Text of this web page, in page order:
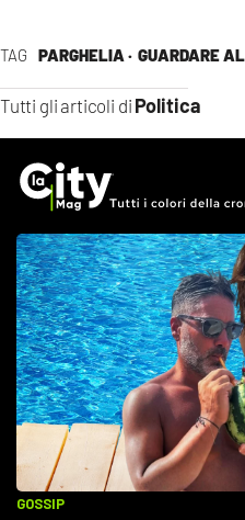
TAG PARGHELIA · GUARDARE
Tutti gli articoli di Politica